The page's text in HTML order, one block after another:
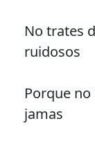
No trates
ruidosos
Porque
jamas